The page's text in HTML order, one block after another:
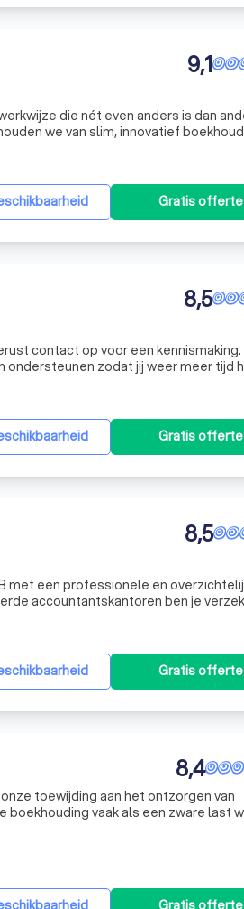
9,1
die nét even anders is dan
we van slim, innovatief
er niet voor dat jij met smart zit te wach
Gratis offerte
8,5
contact op voor een kennismaking.
ondersteunen zodat jij weer meer tijd
Gratis offerte
8,5
met een professionele en
accountantskantoren ben je
centraal staan. Je betaalt vaste
Gratis offerte
8,4
toewijding aan het ontzorgen van
boekhouding vaak als een zware last
Gratis offerte